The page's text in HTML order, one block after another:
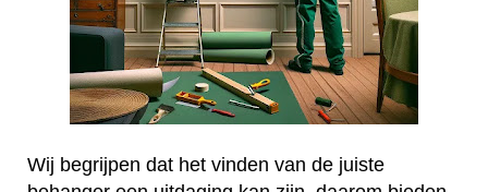
Wij begrijpen dat het vinden van de juiste